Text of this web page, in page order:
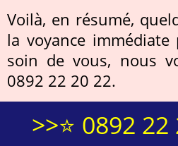
Voilà, en résumé,
la voyance immédiate
soin de vous, nous
0892 22 20 22.
>>⭐ 0892 22